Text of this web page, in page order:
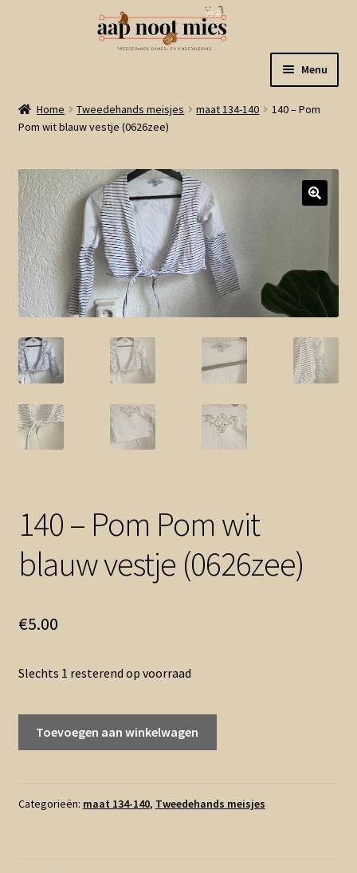
naar
navigatie
de
inhoud
Menu
Welkom
Winkel
Mijn account
Winkelmand
Linkjes
Contact en nieuwsbrief
Home Tweedehands meisjes maat 134-140
140 – Pom
Pom wit blauw vestje (0626zee)
140 – Pom Pom wit
blauw vestje (0626zee)
€5.00
Slechts 1 resterend op voorraad
wit
Toevoegen aan winkelwagen
Categorieën: maat 134-140, Tweedehands meisjes